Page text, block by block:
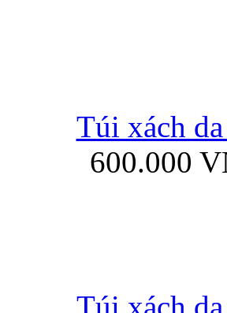
Ốp lưng
Túi xách
600.000